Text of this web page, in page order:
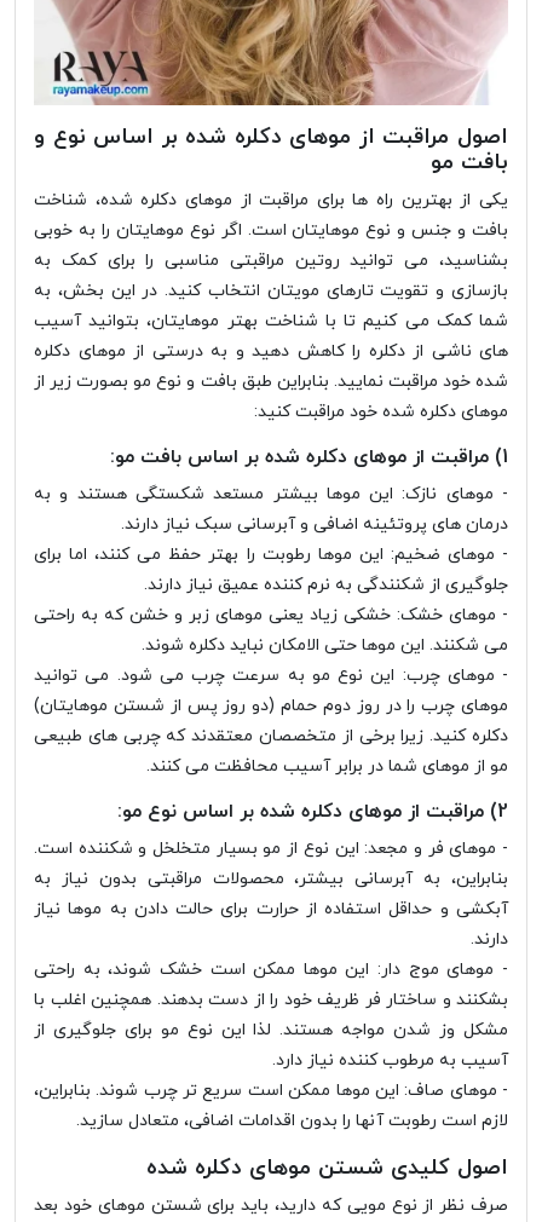
اصول مراقبت از موهای دکلره شده بر اساس نوع و
بافت مو
یکی از بهترین راه ها برای مراقبت از موهای دکلره شده، شناخت
بافت و جنس و نوع موهایتان است. اگر نوع موهایتان را به خوبی
بشناسید، می توانید روتین مراقبتی مناسبی را برای کمک به
بازسازی و تقویت تارهای مویتان انتخاب کنید. در این بخش، به
شما کمک می کنیم تا با شناخت بهتر موهایتان، بتوانید آسیب
های ناشی از دکلره را کاهش دهید و به درستی از موهای دکلره
شده خود مراقبت نمایید. بنابراین طبق بافت و نوع مو بصورت زیر از
موهای دکلره شده خود مراقبت کنید:
1) مراقبت از موهای دکلره شده بر اساس بافت مو:
- موهای نازک: این موها بیشتر مستعد شکستگی هستند و به
درمان های پروتئینه اضافی و آبرسانی سبک نیاز دارند.
- موهای ضخیم: این موها رطوبت را بهتر حفظ می کنند، اما برای
جلوگیری از شکنندگی به نرم کننده عمیق نیاز دارند.
- موهای خشک: خشکی زیاد یعنی موهای زبر و خشن که به راحتی
می شکنند. این موها حتی الامکان نباید دکلره شوند.
- موهای چرب: این نوع مو به سرعت چرب می شود. می توانید
موهای چرب را در روز دوم حمام (دو روز پس از شستن موهایتان)
دکلره کنید. زیرا برخی از متخصصان معتقدند که چربی های طبیعی
مو از موهای شما در برابر آسیب محافظت می کنند.
2) مراقبت از موهای دکلره شده بر اساس نوع مو:
- موهای فر و مجعد: این نوع از مو بسیار متخلخل و شکننده است.
بنابراین، به آبرسانی بیشتر، محصولات مراقبتی بدون نیاز به
آبکشی و حداقل استفاده از حرارت برای حالت دادن به موها نیاز
دارند.
- موهای موج دار: این موها ممکن است خشک شوند، به راحتی
بشکنند و ساختار فر ظریف خود را از دست بدهند. همچنین اغلب با
مشکل وز شدن مواجه هستند. لذا این نوع مو برای جلوگیری از
آسیب به مرطوب کننده نیاز دارد.
- موهای صاف: این موها ممکن است سریع تر چرب شوند. بنابراین،
لازم است رطوبت آنها را بدون اقدامات اضافی، متعادل سازید.
اصول کلیدی شستن موهای دکلره شده
صرف نظر از نوع مویی که دارید، باید برای شستن موهای خود بعد